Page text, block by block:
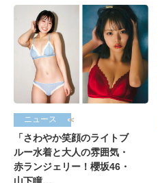
ニュース
「さわやか笑顔のライトブ
ルー水着と大人の雰囲気・
赤ランジェリー！櫻坂46・